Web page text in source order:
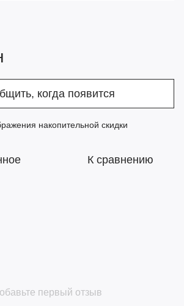
когда появится
накопительной скидки
К сравнению
первый отзыв